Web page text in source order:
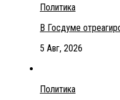
Политика
В Госдуме
5 Авг, 2026
Политика